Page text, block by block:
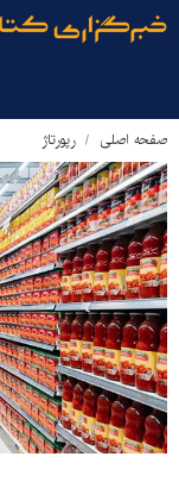
صفحه اصلی رپورتاژ